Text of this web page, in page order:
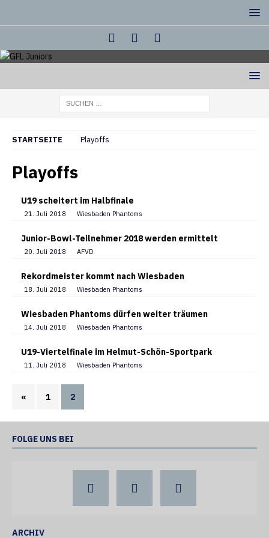
STARTSEITE Playoffs
Playoffs
U19 scheitert im Halbfinale
21. Juli 2018 Wiesbaden Phantoms
Junior-Bowl-Teilnehmer 2018 werden ermittelt
20. Juli 2018 AFVD
Rekordmeister kommt nach Wiesbaden
18. Juli 2018 Wiesbaden Phantoms
Wiesbaden Phantoms dürfen weiter träumen
14. Juli 2018 Wiesbaden Phantoms
U19-Viertelfinale im Helmut-Schön-Sportpark
11. Juli 2018 Wiesbaden Phantoms
« 1 2
FOLGE UNS BEI
ARCHIV